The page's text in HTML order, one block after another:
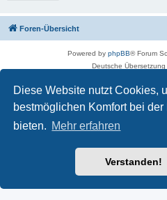
Diese Website nutzt Cookies,
bestmöglichen Komfort bei der
bieten. Mehr erfahren
Verstanden!
Foren-Übersicht
Powered by phpBB® Forum
Deutsche Übersetzung